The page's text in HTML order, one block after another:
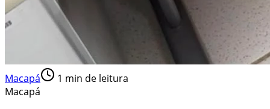
Macapá 1 min de leitura
Macapá